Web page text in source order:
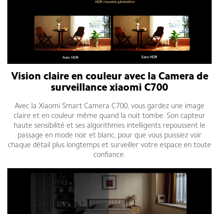
Vision claire en couleur avec la Camera de
surveillance xiaomi C700
Avec la Xiaomi Smart Camera C700, vous gardez une image
claire et en couleur même quand la nuit tombe. Son capteur
haute sensibilité et ses algorithmes intelligents repoussent le
passage en mode noir et blanc, pour que vous puissiez voir
chaque détail plus longtemps et surveiller votre espace en toute
confiance.